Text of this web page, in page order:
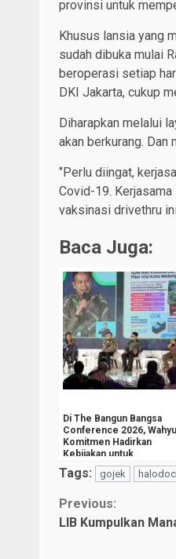
provinsi untuk
Khusus lansia yang
sudah dibuka mulai
beroperasi setiap
DKI Jakarta, cukup
Diharapkan melalui
akan berkurang.
‘’Perlu diingat,
Covid-19.
vaksinasi drivethru
Baca Juga:
Di The Bangun Bangsa
Conference 2026, Wahyu
Komitmen Hadirkan
Kebijakan untuk
Kesejahteraan
Masyarak...
Tags: gojek halodoc
Continue
Previous:
LIB Kumpulkan